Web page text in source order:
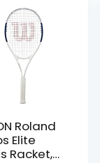
Roland
Elite
Racket,